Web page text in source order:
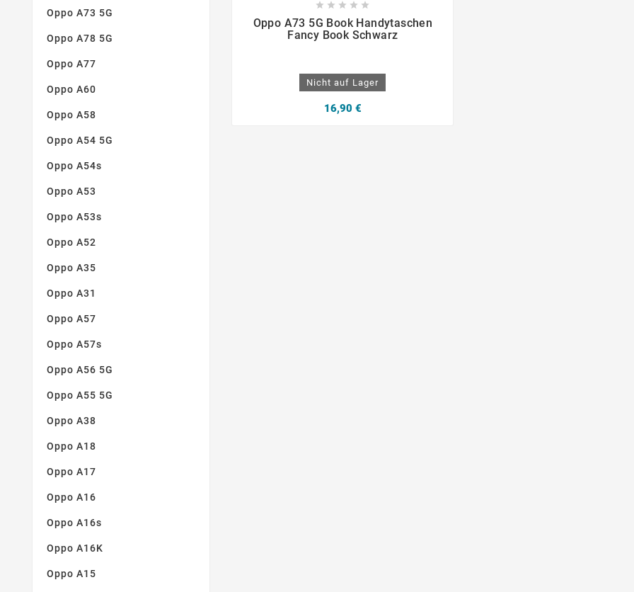
Oppo A73 5G
Oppo A78 5G
Oppo A77
Oppo A60
Oppo A58
Oppo A54 5G
Oppo A54s
Oppo A53
Oppo A53s
Oppo A52
Oppo A35
Oppo A31
Oppo A57
Oppo A57s
Oppo A56 5G
Oppo A55 5G
Oppo A38
Oppo A18
Oppo A17
Oppo A16
Oppo A16s
Oppo A16K
Oppo A15
    
Oppo A73 5G Book Handytaschen
Fancy Book Schwarz
Nicht auf Lager
16,90 €